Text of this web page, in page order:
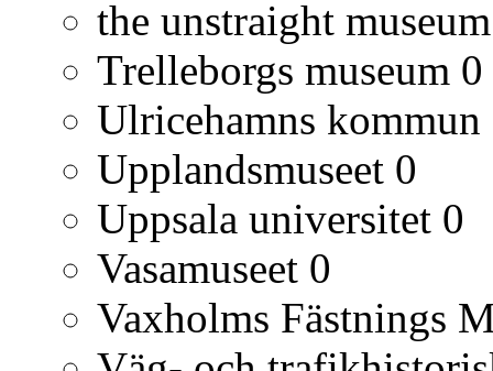
the unstraight museum
Trelleborgs museum 0
Ulricehamns kommun
Upplandsmuseet 0
Uppsala universitet 0
Vasamuseet 0
Vaxholms Fästnings